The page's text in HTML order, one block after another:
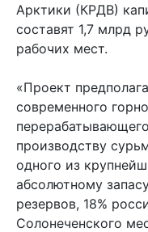
Арктики (КРДВ)
составят 1,7 млрд
рабочих мест.
«Проект
современного
производству
одного из
абсолютному
резервов, 18%
Солонеченского